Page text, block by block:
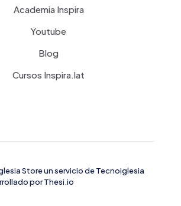
Academia Inspira
Youtube
Blog
Cursos Inspira.lat
Store un servicio deTecnoiglesia
porThesi.io